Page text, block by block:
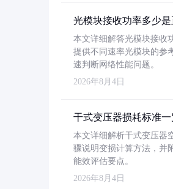
光模块接收功率多少是
本文详细解答光模块接收
提供不同速率光模块的参
速判断网络性能问题。
2026年8月4日
干式变压器损耗标准
本文详细解析干式变压器
骤说明变损计算方法，并
能效评估要点。
2026年8月4日